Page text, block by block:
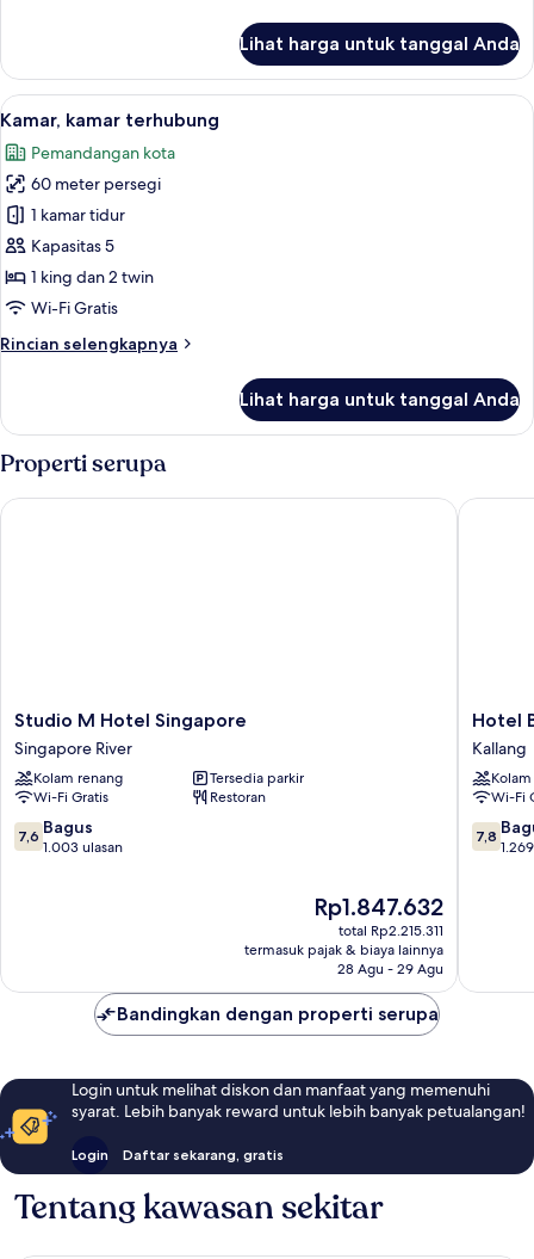
Kamar
Superior
Lihat harga untuk tanggal Anda
Lihat
semua
foto
untuk
Kamar,
kamar
terhubung
Minibar, brankas, meja kerja, dan
5
Kamar, kamar terhubung
Pemandangan kota
60 meter persegi
1 kamar tidur
Kapasitas 5
1 king dan 2 twin
Wi-Fi Gratis
Rincian selengkapnya
Rincian
Kamar,
terhubung
Lihat harga untuk tanggal Anda
Properti serupa
Studio
M
Hotel
Singapore
Singapore
River
Studio M Hotel Singapore
Singapore River
Kolam renang
Tersedia parkir
Wi-Fi Gratis
Restoran
7.6
dari
7,6 Bagus
1.003 ulasan
Harga
sekarang
Rp1.847.632
Rp1.847.632
total Rp2.215.311
termasuk pajak & biaya lainnya
28 Agu - 29 Agu
Studio M Hotel Singapore
Hotel
Boss
Kallang
Hotel
Kallang
Wi-Fi
7.8
dari
7,8
Hotel
Bandingkan dengan properti serupa
Login untuk melihat diskon dan manfaat yang memenuhi
syarat. Lebih banyak reward untuk lebih banyak petualangan!
Login Daftar sekarang, gratis
Tentang kawasan sekitar